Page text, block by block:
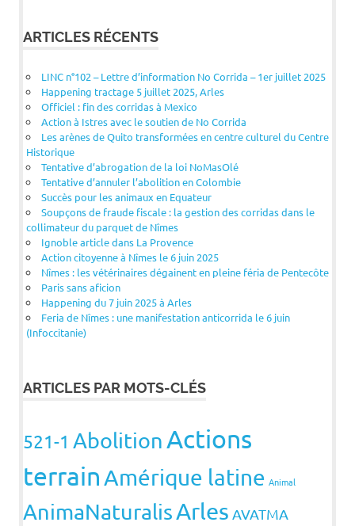
ARTICLES RÉCENTS
LINC n°102 – Lettre d’information No Corrida – 1er juillet 2025
Happening tractage 5 juillet 2025, Arles
Officiel : fin des corridas à Mexico
Action à Istres avec le soutien de No Corrida
Les arènes de Quito transformées en centre culturel du Centre
Historique
Tentative d’abrogation de la loi NoMasOlé
Tentative d’annuler l’abolition en Colombie
Succès pour les animaux en Equateur
Soupçons de fraude fiscale : la gestion des corridas dans le
collimateur du parquet de Nîmes
Ignoble article dans La Provence
Action citoyenne à Nîmes le 6 juin 2025
Nîmes : les vétérinaires dégainent en pleine féria de Pentecôte
Paris sans aficion
Happening du 7 juin 2025 à Arles
Feria de Nîmes : une manifestation anticorrida le 6 juin
(Infoccitanie)
ARTICLES PAR MOTS-CLÉS
521-1 AbolitionActions
terrainAmérique latine Animal
AnimaNaturalisArles AVATMA